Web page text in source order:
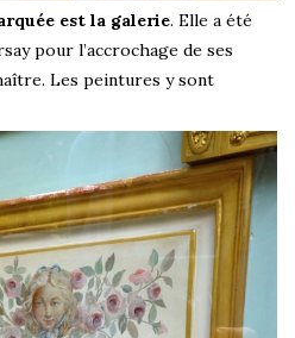
est la galerie. Elle a été
pour l’accrochage de ses
Les peintures y sont